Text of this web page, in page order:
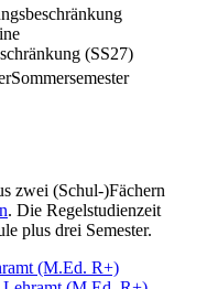
(SS27)
Sommersemester
zwei (Schul-)Fächern
. Die Regelstudienzeit
plus drei Semester.
(M.Ed. R+)